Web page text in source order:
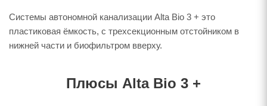
Системы автономной канализации Alta Bio 3 + это
пластиковая ёмкость, с трехсекционным отстойником в
нижней части и биофильтром вверху.
Плюсы Alta Bio 3 +